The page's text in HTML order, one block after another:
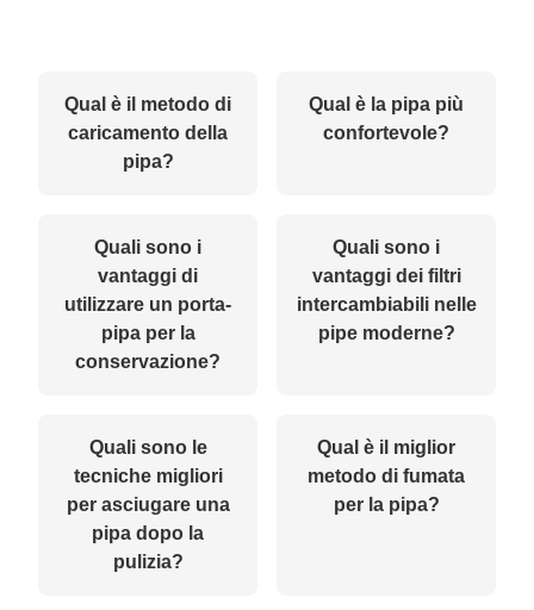
Qual è il metodo di
caricamento della
pipa?
Qual è la pipa più
confortevole?
Quali sono i
vantaggi di
utilizzare un porta-
pipa per la
conservazione?
Quali sono i
vantaggi dei filtri
intercambiabili nelle
pipe moderne?
Quali sono le
tecniche migliori
per asciugare una
pipa dopo la
pulizia?
Qual è il miglior
metodo di fumata
per la pipa?